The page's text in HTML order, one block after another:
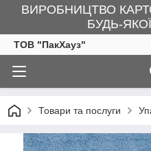
ВИРОБНИЦТВО
БУДЬ-
ТОВ "ПакХауз"
Товари та послуги